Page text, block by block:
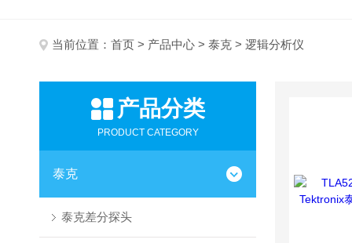
当前位置： 首页 > 产品中心 > 泰克 > 逻辑分析仪
产品分类
PRODUCT CATEGORY
泰克
泰克差分探头